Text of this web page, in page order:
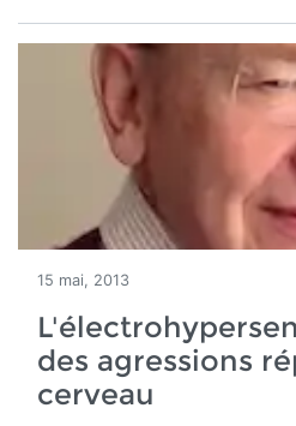
15 mai, 2013
des agressions
cerveau